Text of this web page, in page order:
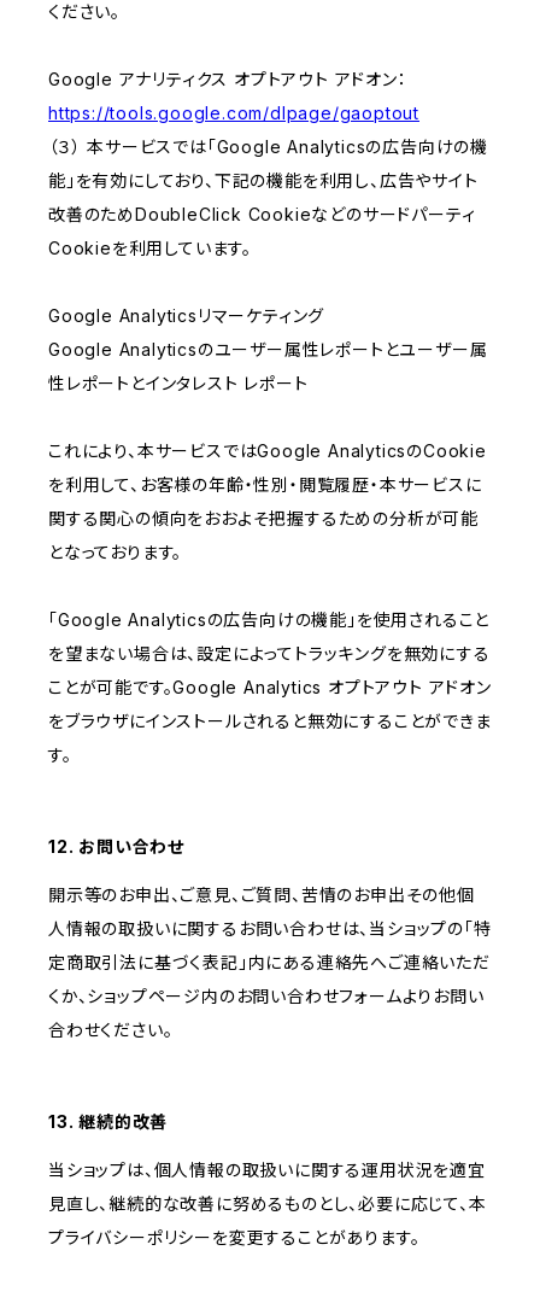
ください。
Google アナリティクス オプトアウト アドオン：
https://tools.google.com/dlpage/gaoptout
（３） 本サービスでは「Google Analyticsの広告向けの機
能」を有効にしており、下記の機能を利用し、広告やサイト
改善のためDoubleClick Cookieなどのサードパーティ
Cookieを利用しています。
Google Analyticsリマーケティング
Google Analyticsのユーザー属性レポートとユーザー属
性レポートとインタレスト レポート
これにより、本サービスではGoogle AnalyticsのCookie
を利用して、お客様の年齢・性別・閲覧履歴・本サービスに
関する関心の傾向をおおよそ把握するための分析が可能
となっております。
「Google Analyticsの広告向けの機能」を使用されること
を望まない場合は、設定によってトラッキングを無効にする
ことが可能です。Google Analytics オプトアウト アドオン
をブラウザにインストールされると無効にすることができま
す。
12. お問い合わせ
開示等のお申出、ご意見、ご質問、苦情のお申出その他個
人情報の取扱いに関するお問い合わせは、当ショップの「特
定商取引法に基づく表記」内にある連絡先へご連絡いただ
くか、ショップページ内のお問い合わせフォームよりお問い
合わせください。
13. 継続的改善
当ショップは、個人情報の取扱いに関する運用状況を適宜
見直し、継続的な改善に努めるものとし、必要に応じて、本
プライバシーポリシーを変更することがあります。